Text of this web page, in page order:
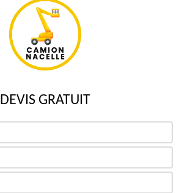
DEVIS GRATUIT